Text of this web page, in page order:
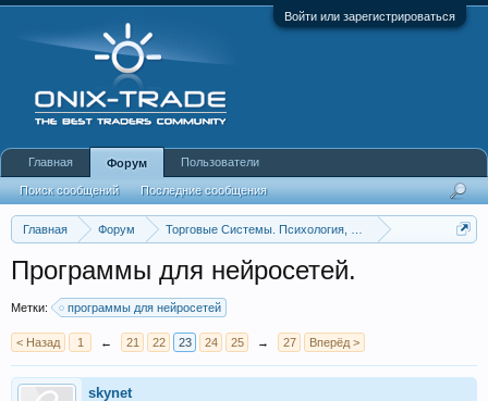
Войти или зарегистрироваться
Главная Форум
Торговые Системы. Психология, Инструменты анализа
Программы для нейросетей.
Метки: программы для нейросетей
< Назад 1 ← 21 22 23 24 25 → 27 Вперёд >
skynet
Главная Форум
Поиск сообщений Последние сообщения
Пользователи